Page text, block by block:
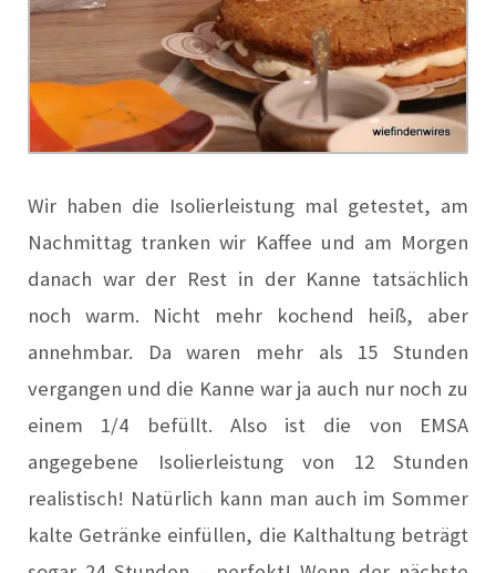
Wir haben die Isolierleistung mal getestet, am
Nachmittag tranken wir Kaffee und am Morgen
danach war der Rest in der Kanne tatsächlich
noch warm. Nicht mehr kochend heiß, aber
annehmbar. Da waren mehr als 15 Stunden
vergangen und die Kanne war ja auch nur noch zu
einem 1/4 befüllt. Also ist die von EMSA
angegebene Isolierleistung von 12 Stunden
realistisch! Natürlich kann man auch im Sommer
kalte Getränke einfüllen, die Kalthaltung beträgt